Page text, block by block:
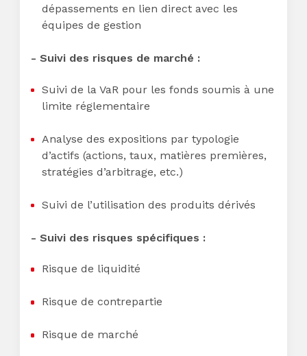
dépassements en lien direct avec les
équipes de gestion
- Suivi des risques de marché :
Suivi de la VaR pour les fonds soumis à une
limite réglementaire
Analyse des expositions par typologie
d’actifs (actions, taux, matières premières,
stratégies d’arbitrage, etc.)
Suivi de l’utilisation des produits dérivés
- Suivi des risques spécifiques :
Risque de liquidité
Risque de contrepartie
Risque de marché